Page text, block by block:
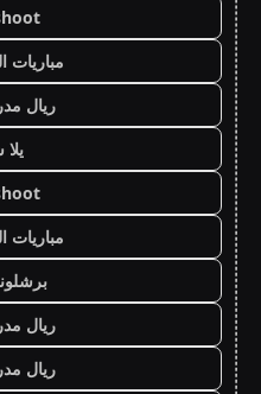
مباريات
ريال
مباريات
ريال
ريال